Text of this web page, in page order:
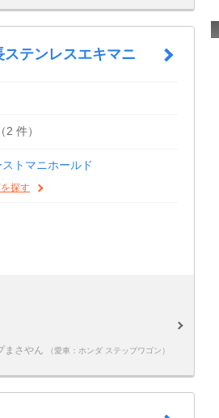
テンレスエキマニ
2 件）
トマニホールド
探す
まさやん （愛車：ホンダ ステップワゴン）